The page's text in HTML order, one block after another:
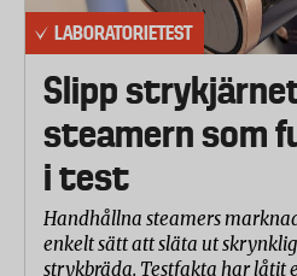
LABORATORIETEST
Slipp
steamern som
i test
Handhållna steamers
enkelt sätt att släta ut
strykbräda. Testfakta har låtit